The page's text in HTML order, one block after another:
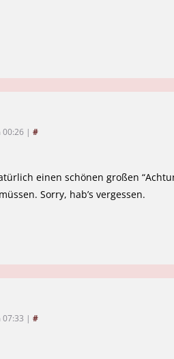
00:26 | #
einen schönen großen
Sorry, hab’s vergessen.
| #